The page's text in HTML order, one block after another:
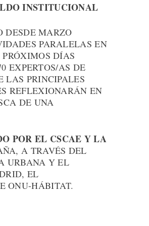
INSTITUCIONAL
DESDE MARZO
PARALELAS EN
DÍAS
EXPERTOS/AS DE
LAS PRINCIPALES
REFLEXIONARÁN EN
DE UNA
POR EL CSCAE Y LA
A TRAVÉS DEL
URBANA Y EL
EL
ONU-HÁBITAT.